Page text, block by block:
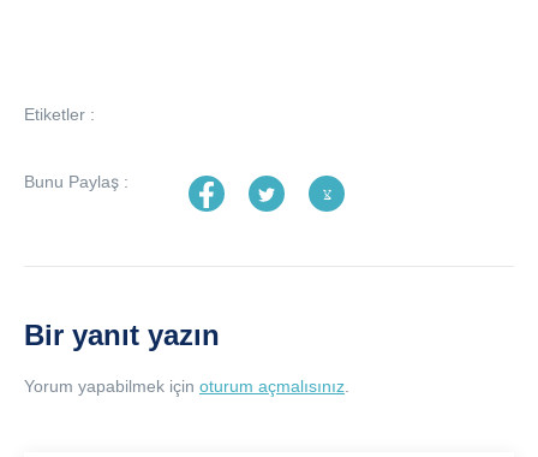
Etiketler :
Bunu Paylaş :
Bir yanıt yazın
Yorum yapabilmek için oturum açmalısınız